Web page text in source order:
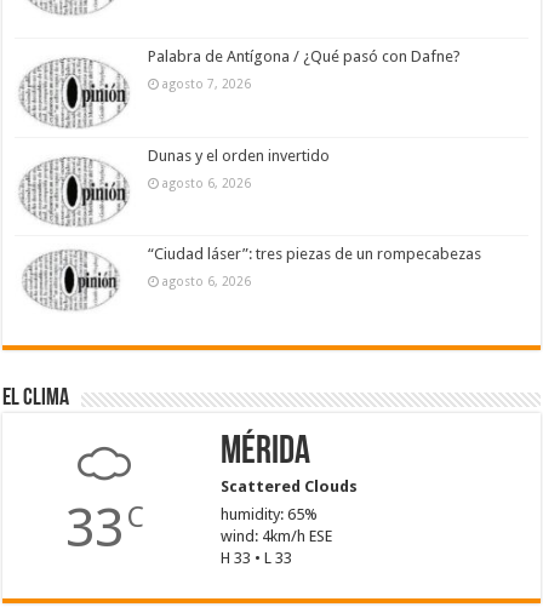
Palabra de Antígona / ¿Qué pasó con Dafne?
agosto 7, 2026
Dunas y el orden invertido
agosto 6, 2026
“Ciudad láser”: tres piezas de un rompecabezas
agosto 6, 2026
El Clima
33 C
Mérida
Scattered Clouds
humidity: 65%
wind: 4km/h ESE
H 33 • L 33